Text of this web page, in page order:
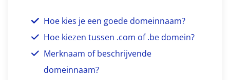
Hoe kies je een goede domeinnaam?
Hoe kiezen tussen .com of .be domein?
Merknaam of beschrijvende
domeinnaam?